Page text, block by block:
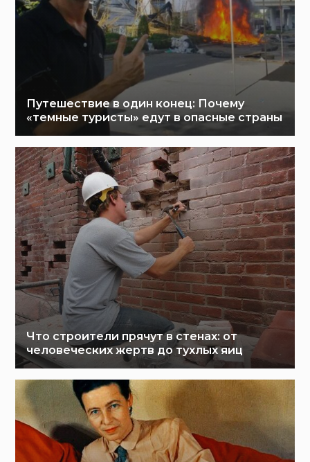
Путешествие в один конец: Почему
«темные туристы» едут в опасные страны
Что строители прячут в стенах: от
человеческих жертв до тухлых яиц